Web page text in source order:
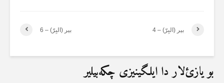
بیر (البِرّ) – 6 بیر (البِرّ) – 4
بو یازئ‌لار دا ایلگینیزی چکەبیلیر